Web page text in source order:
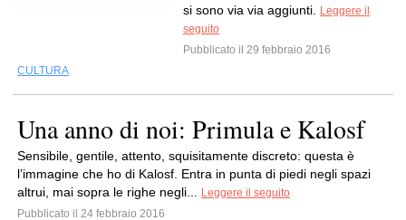
si sono via via aggiunti.
Leggere il
seguito
Pubblicato il 29 febbraio 2016
CULTURA
Una anno di noi: Primula e Kalosf
Sensibile, gentile, attento, squisitamente discreto: questa è
l’immagine che ho di Kalosf. Entra in punta di piedi negli spazi
altrui, mai sopra le righe negli...
Leggere il seguito
Pubblicato il 24 febbraio 2016